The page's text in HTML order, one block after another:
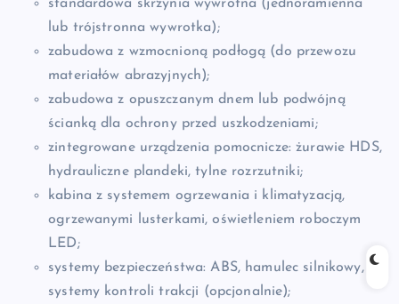
standardowa skrzynia wywrotna (jednoramienna
lub trójstronna wywrotka);
zabudowa z wzmocnioną podłogą (do przewozu
materiałów abrazyjnych);
zabudowa z opuszczanym dnem lub podwójną
ścianką dla ochrony przed uszkodzeniami;
zintegrowane urządzenia pomocnicze: żurawie HDS,
hydrauliczne plandeki, tylne rozrzutniki;
kabina z systemem ogrzewania i klimatyzacją,
ogrzewanymi lusterkami, oświetleniem roboczym
LED;
systemy bezpieczeństwa: ABS, hamulec silnikowy,
systemy kontroli trakcji (opcjonalnie);